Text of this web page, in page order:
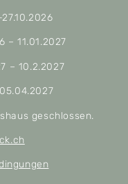
– 11.01.2027
– 10.2.2027
geschlossen.